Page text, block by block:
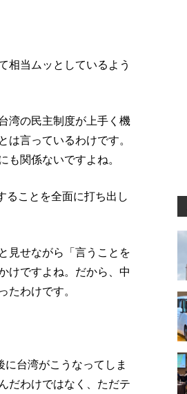
相当ムッとしているよう
湾の民主制度が上手く機
言っているわけです。
も関係ないですよね。
ることを全面に打ち出し
見せながら「言うことを
けですよね。だから、中
たわけです。
台湾がこうなってしま
だわけではなく、ただテ